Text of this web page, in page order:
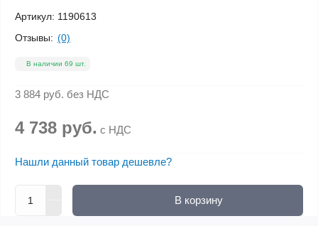
Артикул: 1190613
Отзывы: (0)
В наличии 69 шт.
3 884 руб. без НДС
4 738 руб. с НДС
Нашли данный товар дешевле?
В корзину